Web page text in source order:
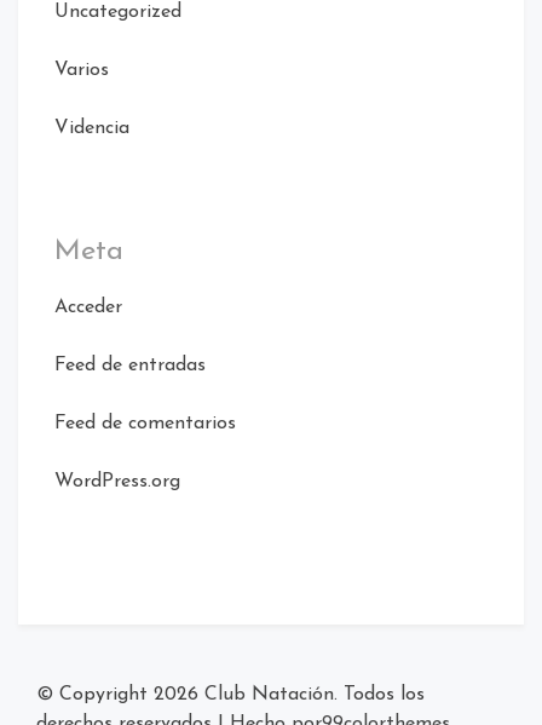
Uncategorized
Varios
Videncia
Meta
Acceder
Feed de entradas
Feed de comentarios
WordPress.org
© Copyright 2026 Club Natación. Todos los